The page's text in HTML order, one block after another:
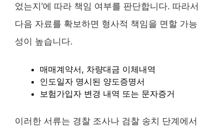
었는지’에 따라 책임 여부를 판단합니다. 따라서
다음 자료를 확보하면 형사적 책임을 면할 가능
성이 높습니다.
매매계약서, 차량대금 이체내역
인도일자 명시된 양도증명서
보험가입자 변경 내역 또는 문자증거
이러한 서류는 경찰 조사나 검찰 송치 단계에서